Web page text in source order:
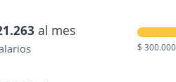
al mes
$ 300.000